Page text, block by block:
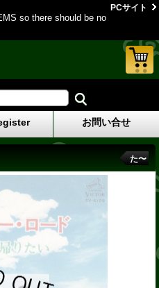
so there should be no
PCサイト
お問い合せ
た〜